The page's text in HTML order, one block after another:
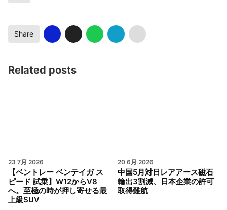
Share
Related posts
23 7月 2026
【ベントレー ベンテイガ ス
ピード 試乗】W12からV8
へ。至極の時が押し寄せる最
上級SUV
20 6月 2026
中国5月対日レアアース磁石
輸出3割減、日本企業の許可
取得難航